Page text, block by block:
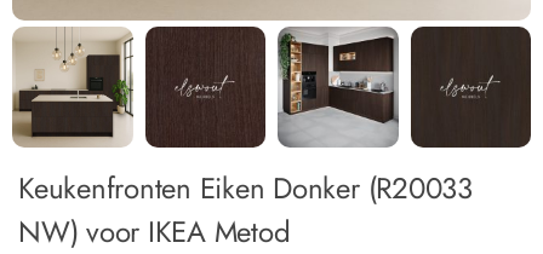
Keukenfronten Eiken Donker (R20033
NW) voor IKEA Metod